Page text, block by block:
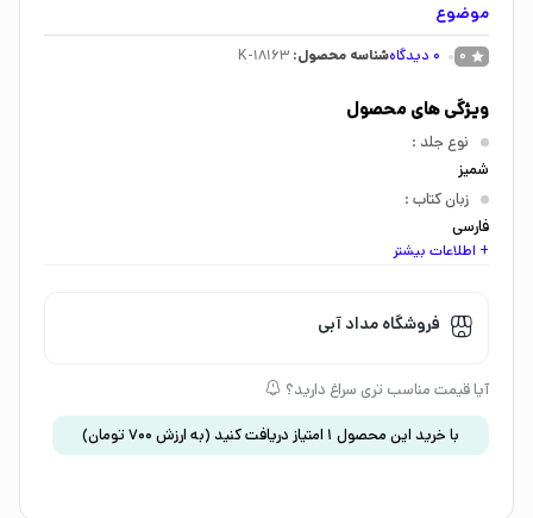
موضوع
0
0 دیدگاهشناسه محصول: K-18163
ویژگی های محصول
نوع جلد :
شمیز
زبان کتاب :
فارسی
اندازه کتاب:
گروه سنی :
کودک 5 تا 7 سال
داستان و رمان،محیط زیست
+ اطلاعات بیشتر
فروشگاه مداد آبی
آیا قیمت مناسب تری سراغ دارید؟
با خرید این محصول 1 امتیاز دریافت کنید (به ارزش 700 تومان)